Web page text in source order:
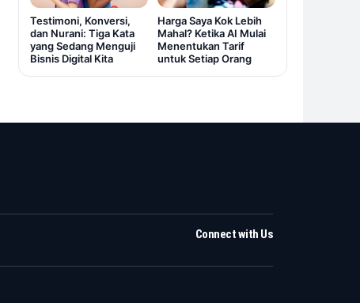
Testimoni, Konversi,
dan Nurani: Tiga Kata
yang Sedang Menguji
Bisnis Digital Kita
Harga Saya Kok Lebih
Mahal? Ketika AI Mulai
Menentukan Tarif
untuk Setiap Orang
Connect with Us